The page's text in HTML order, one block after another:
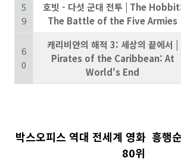
5
9
호빗 - 다섯 군대 전투 | The
The Battle of the Five Armies
6
0
캐리비안의 해적 3: 세상의 끝에서 |
Pirates of the Caribbean: At
World's End
박스오피스 역대 전세계 영화 흥행
80위